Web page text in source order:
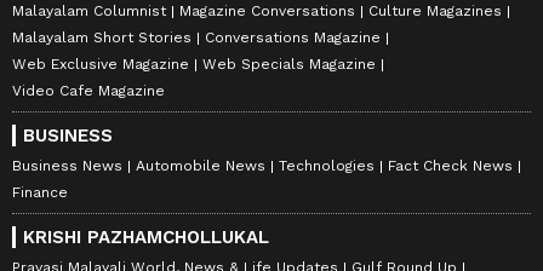
Malayalam Columnist
Magazine Conversations
Culture Magazines
Malayalam Short Stories
Conversations Magazine
Web Exclusive Magazine
Web Specials Magazine
Video Cafe Magazine
BUSINESS
Business News Automobile News Technologies
Fact Check News
Finance
KRISHI PAZHAMCHOLLUKAL
Pravasi Malayali World, News & Life Updates Gulf Round Up